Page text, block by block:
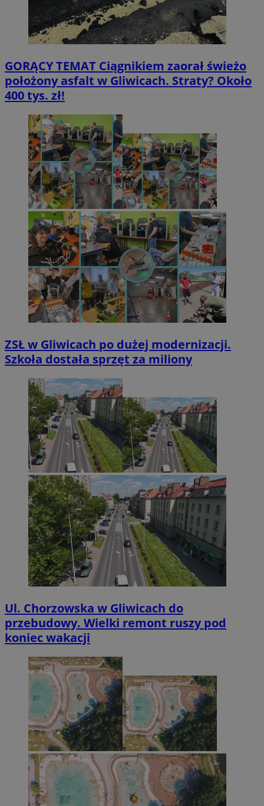
GORĄCY TEMAT Ciągnikiem zaorał świeżo
położony asfalt w Gliwicach. Straty? Około
400 tys. zł!
ZSŁ w Gliwicach po dużej modernizacji.
Szkoła dostała sprzęt za miliony
Ul. Chorzowska w Gliwicach do
przebudowy. Wielki remont ruszy pod
koniec wakacji